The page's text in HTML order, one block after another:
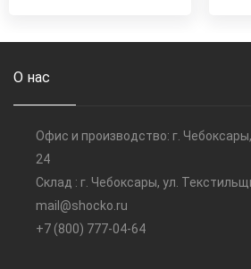
О нас
Офис и производство: г.
24
Склад : г. Чебоксары, ул.
mail@shocko.ru
+7 (800) 777-04-64